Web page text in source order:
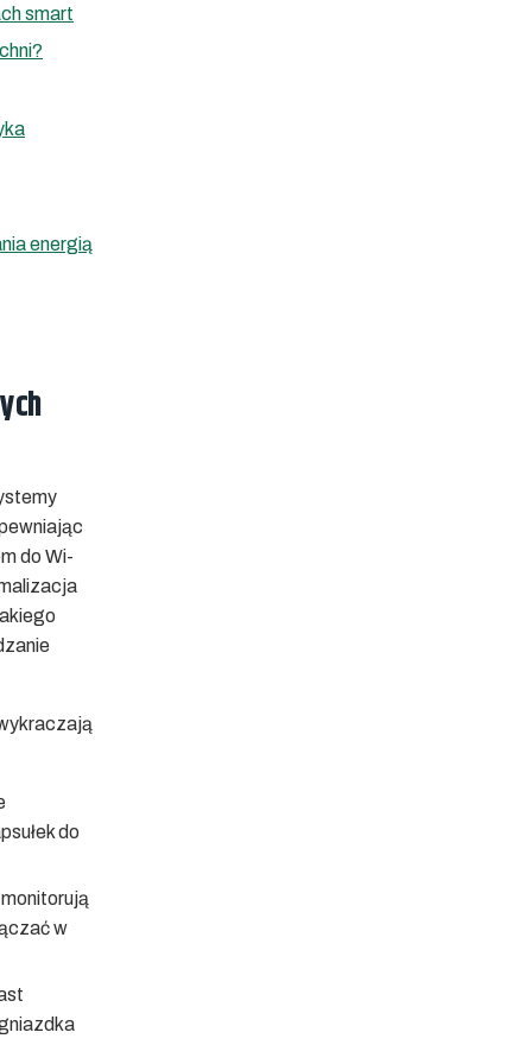
smart
energią
do Wi-
do
w